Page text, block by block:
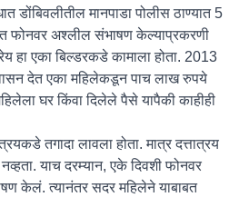
डोंबिवलीतील मानपाडा पोलीस ठाण्यात 5
फोनवर अश्लील संभाषण केल्याप्रकरणी
हा एका बिल्डरकडे कामाला होता. 2013
देत एका महिलेकडून पाच लाख रुपये
घर किंवा दिलेले पैसे यापैकी काहीही
तगादा लावला होता. मात्र दत्तात्रय
याच दरम्यान, एके दिवशी फोनवर
केलं. त्यानंतर सदर महिलेने याबाबत